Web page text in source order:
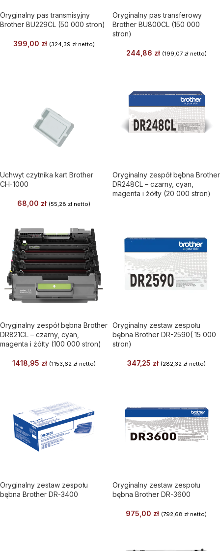
Oryginalny pas transmisyjny
Brother BU229CL (50 000 stron)
399,00 zł (324,39 złnetto)
Oryginalny pas transferowy
Brother BU800CL (150 000
stron)
244,86 zł (199,07 złnetto)
Uchwyt czytnika kart Brother
CH-1000
68,00 zł (55,28 zł netto)
Oryginalny zespół bębna Brother
DR248CL – czarny, cyan,
magenta i żółty (20 000 stron)
Oryginalny zespół bębna Brother
DR821CL – czarny, cyan,
magenta i żółty (100 000 stron)
1418,95 zł (1153,62 złnetto)
Oryginalny zestaw zespołu
bębna Brother DR-2590( 15 000
stron)
347,25 zł (282,32 złnetto)
Oryginalny zestaw zespołu
bębna Brother DR-3400
Oryginalny zestaw zespołu
bębna Brother DR-3600
975,00 zł (792,68 zł netto)